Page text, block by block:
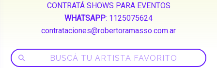
CONTRATÁ SHOWS PARA EVENTOS
WHATSAPP: 1125075624
contrataciones@robertoramasso.com.ar